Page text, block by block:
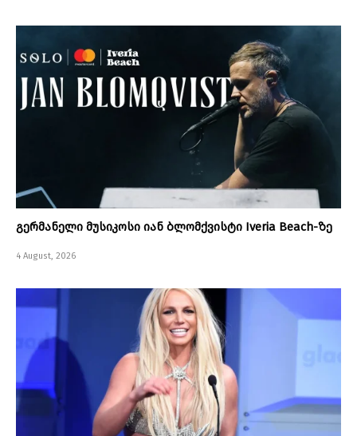
გერმანელი მუსიკოსი იან ბლომქვისტი Iveria Beach-ზე
4 August, 2026